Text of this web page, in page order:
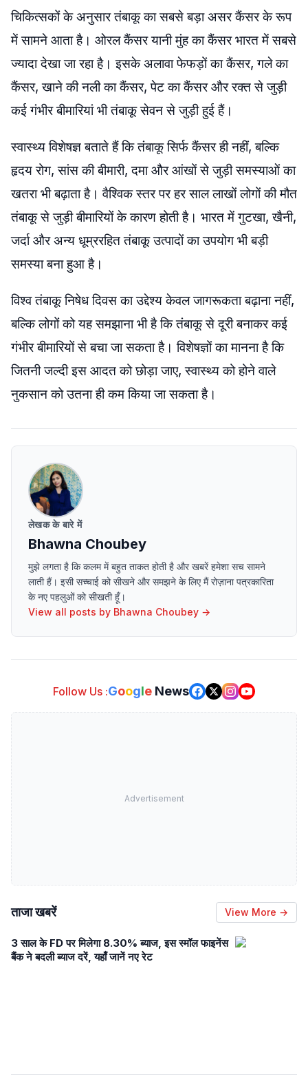
चिकित्सकों के अनुसार तंबाकू का सबसे बड़ा असर कैंसर के रूप
में सामने आता है। ओरल कैंसर यानी मुंह का कैंसर भारत में सबसे
ज्यादा देखा जा रहा है। इसके अलावा फेफड़ों का कैंसर, गले का
कैंसर, खाने की नली का कैंसर, पेट का कैंसर और रक्त से जुड़ी
कई गंभीर बीमारियां भी तंबाकू सेवन से जुड़ी हुई हैं।
स्वास्थ्य विशेषज्ञ बताते हैं कि तंबाकू सिर्फ कैंसर ही नहीं, बल्कि
हृदय रोग, सांस की बीमारी, दमा और आंखों से जुड़ी समस्याओं का
खतरा भी बढ़ाता है। वैश्विक स्तर पर हर साल लाखों लोगों की मौत
तंबाकू से जुड़ी बीमारियों के कारण होती है। भारत में गुटखा, खैनी,
जर्दा और अन्य धूम्ररहित तंबाकू उत्पादों का उपयोग भी बड़ी
समस्या बना हुआ है।
विश्व तंबाकू निषेध दिवस का उद्देश्य केवल जागरूकता बढ़ाना नहीं,
बल्कि लोगों को यह समझाना भी है कि तंबाकू से दूरी बनाकर कई
गंभीर बीमारियों से बचा जा सकता है। विशेषज्ञों का मानना है कि
जितनी जल्दी इस आदत को छोड़ा जाए, स्वास्थ्य को होने वाले
नुकसान को उतना ही कम किया जा सकता है।
लेखक के बारे में
Bhawna Choubey
मुझे लगता है कि कलम में बहुत ताकत होती है और खबरें हमेशा सच सामने
लाती हैं। इसी सच्चाई को सीखने और समझने के लिए मैं रोज़ाना पत्रकारिता
के नए पहलुओं को सीखती हूँ।
View all posts by Bhawna Choubey →
Follow Us :Google News
Advertisement
ताजा खबरें View More →
3 साल के FD पर मिलेगा 8.30% ब्याज, इस स्मॉल फाइनेंस
बैंक ने बदली ब्याज दरें, यहाँ जानें नए रेट